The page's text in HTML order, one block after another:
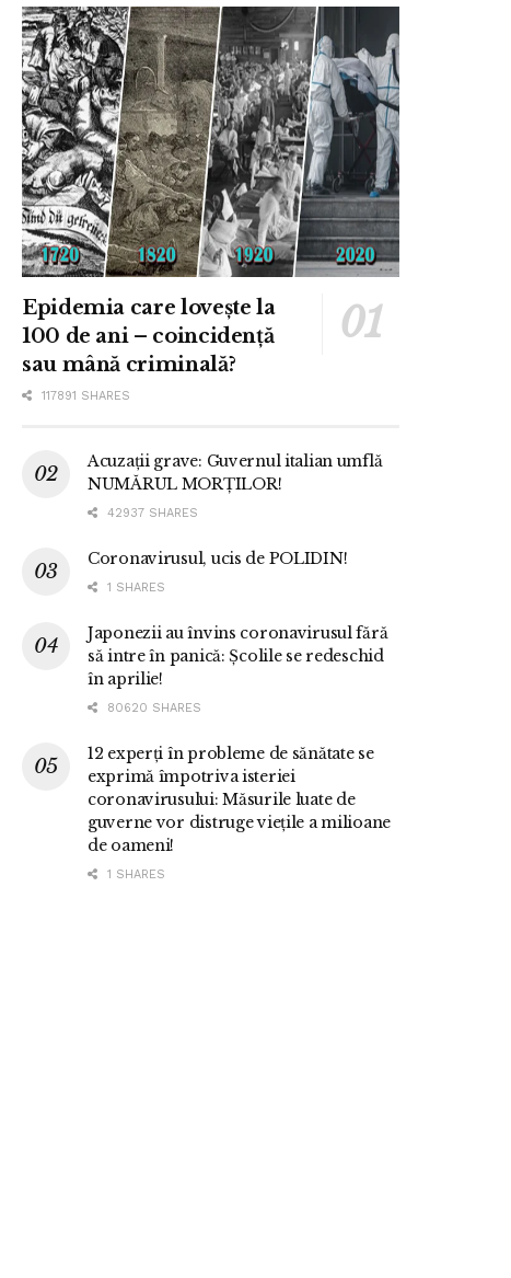
Epidemia care lovește la
100 de ani – coincidență
sau mână criminală?
117891 SHARES
Acuzații grave: Guvernul italian umflă
NUMĂRUL MORȚILOR!
42937 SHARES
Coronavirusul, ucis de POLIDIN!
1 SHARES
Japonezii au învins coronavirusul fără
să intre în panică: Școlile se redeschid
în aprilie!
80620 SHARES
12 experți în probleme de sănătate se
exprimă împotriva isteriei
coronavirusului: Măsurile luate de
guverne vor distruge viețile a milioane
de oameni!
1 SHARES